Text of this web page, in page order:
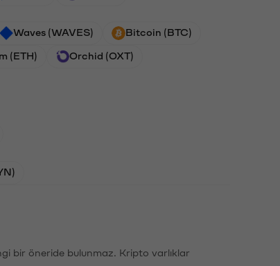
Waves (WAVES) Bitcoin (BTC)
(ETH) Orchid (OXT)
bir öneride bulunmaz. Kripto varlıklar